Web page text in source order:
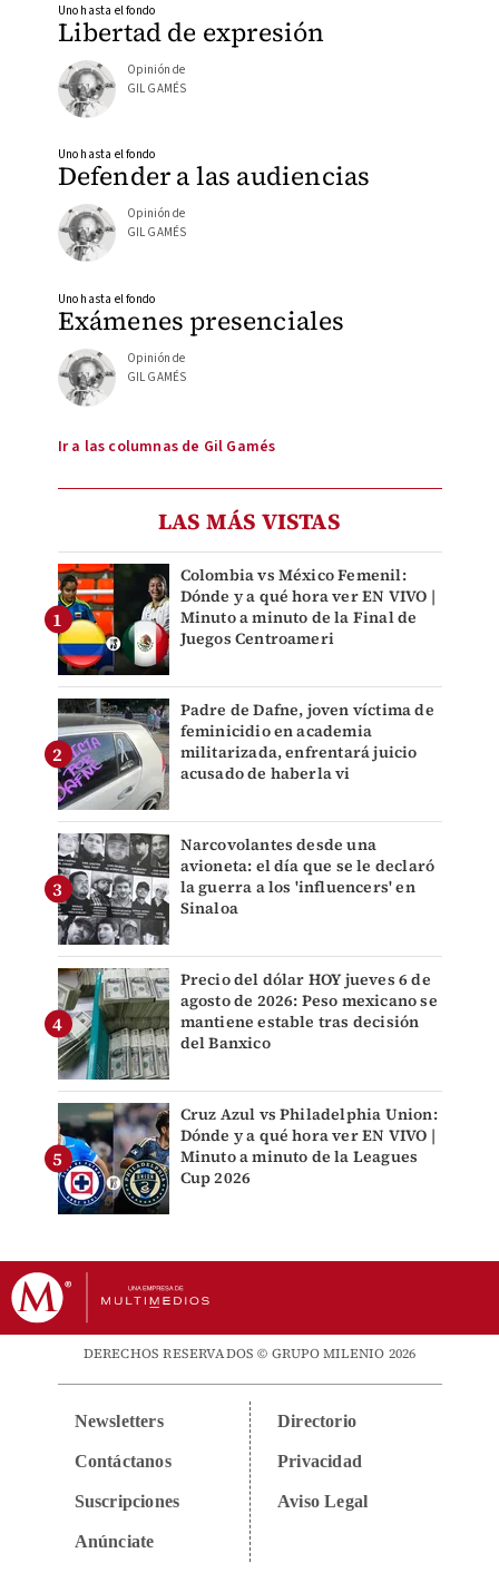
Libertad de expresión
Uno hasta el fondo
Opinión de
GIL GAMÉS
Defender a las audiencias
Uno hasta el fondo
Opinión de
GIL GAMÉS
Exámenes presenciales
Uno hasta el fondo
Opinión de
GIL GAMÉS
Ir a las columnas de Gil Gamés
LAS MÁS VISTAS
Colombia vs México Femenil:
Dónde y a qué hora ver EN VIVO |
Minuto a minuto de la Final de
Juegos Centroameri
Padre de Dafne, joven víctima de
feminicidio en academia
militarizada, enfrentará juicio
acusado de haberla vi
Narcovolantes desde una
avioneta: el día que se le declaró
la guerra a los 'influencers' en
Sinaloa
Precio del dólar HOY jueves 6 de
agosto de 2026: Peso mexicano se
mantiene estable tras decisión
del Banxico
Cruz Azul vs Philadelphia Union:
Dónde y a qué hora ver EN VIVO |
Minuto a minuto de la Leagues
Cup 2026
DERECHOS RESERVADOS © GRUPO MILENIO 2026
Newsletters
Contáctanos
Suscripciones
Anúnciate
Directorio
Privacidad
Aviso Legal